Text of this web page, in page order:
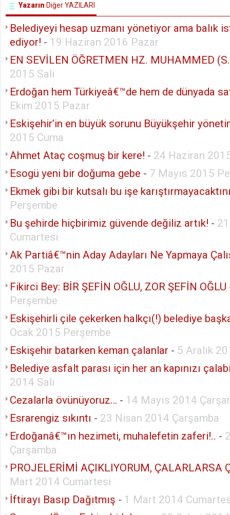
Yazarın Diğer YAZILARI
Belediyeyi hesap uzmanı yönetiyor ama balık
ediyor! - 19 Haziran 2016 Pazar
EN SEVİLEN ÖĞRETMEN HZ. MUHAMMED
2015 Salı
Erdoğan hem Türkiyeâ€™de hem de dünyada
Ekim 2015 Pazar
Eskişehir’in en büyük sorunu Büyükşehir
2015 Cuma
Ahmet Ataç coşmuş bir kere! - 24 Haziran
Esogü yeni bir doğuma gebe - 7 Mayıs 2015
Ekmek gibi bir kutsalı bu işe
Perşembe
Bu şehirde hiçbirimiz güvende değiliz artık! -
Cumartesi
Ak Partiâ€™nin Aday Adayları Ne Yapmaya
2015 Pazar
Fikirci Bey: BİR ŞEFİN OĞLU, ZOR ŞEFİN OĞLU
Perşembe
Eskişehirli çile çekerken halkçı(!) belediye
Ocak 2015 Perşembe
Eskişehir batarken keman çalanlar - 5 Aralık
Belediye asfalt parası için her an kapınızı
2014 Salı
Cezalarla övünüyoruz… - 14 Mayıs 2014
Esrarengiz sıkıntı - 23 Nisan 2014 Çarşamba
Erdoğanâ€™ın hezimeti, muhalefetin zaferi!.. -
Çarşamba
PROJELERİMİ AÇIKLIYORUM, ÇALARLARSA
Mart 2014 Cumartesi
İftirayı Basıp Dağıtmış - 1 Mart 2014